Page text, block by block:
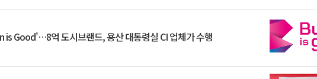
is Good'…8억 도시브랜드, 용산 대통령실 CI 업체가 수행